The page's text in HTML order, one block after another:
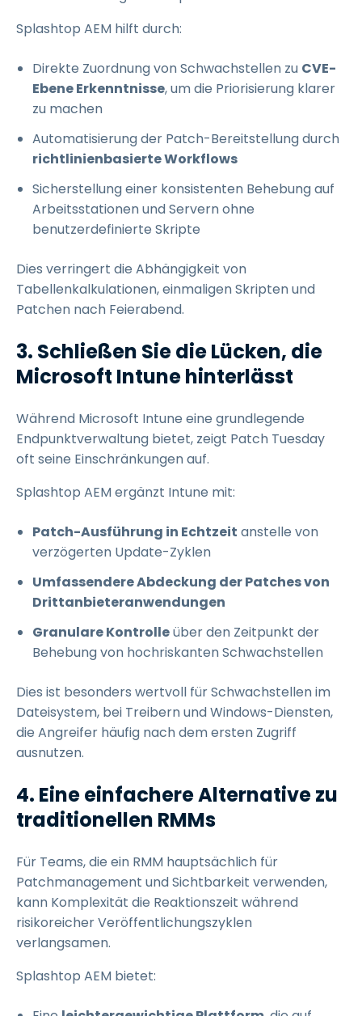
Splashtop AEM hilft durch:
Direkte Zuordnung von Schwachstellen zu CVE-
Ebene Erkenntnisse, um die Priorisierung klarer
zu machen
Automatisierung der Patch-Bereitstellung durch
richtlinienbasierte Workflows
Sicherstellung einer konsistenten Behebung auf
Arbeitsstationen und Servern ohne
benutzerdefinierte Skripte
Dies verringert die Abhängigkeit von
Tabellenkalkulationen, einmaligen Skripten und
Patchen nach Feierabend.
3. Schließen Sie die Lücken, die
Microsoft Intune hinterlässt
Während Microsoft Intune eine grundlegende
Endpunktverwaltung bietet, zeigt Patch Tuesday
oft seine Einschränkungen auf.
Splashtop AEM ergänzt Intune mit:
Patch-Ausführung in Echtzeit anstelle von
verzögerten Update-Zyklen
Umfassendere Abdeckung der Patches von
Drittanbieteranwendungen
Granulare Kontrolleüber den Zeitpunkt der
Behebung von hochriskanten Schwachstellen
Dies ist besonders wertvoll für Schwachstellen im
Dateisystem, bei Treibern und Windows-Diensten,
die Angreifer häufig nach dem ersten Zugriff
ausnutzen.
4. Eine einfachere Alternative zu
traditionellen RMMs
Für Teams, die ein RMM hauptsächlich für
Patchmanagement und Sichtbarkeit verwenden,
kann Komplexität die Reaktionszeit während
risikoreicher Veröffentlichungszyklen
verlangsamen.
Splashtop AEM bietet: